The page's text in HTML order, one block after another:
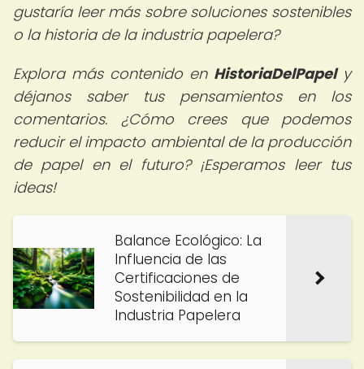
gustaría leer más sobre soluciones sostenibles
o la historia de la industria papelera?
Explora más contenido en HistoriaDelPapely
déjanos saber tus pensamientos en los
comentarios. ¿Cómo crees que podemos
reducir el impacto ambiental de la producción
de papel en el futuro? ¡Esperamos leer tus
ideas!
Balance Ecológico: La
Influencia de las
Certificaciones de
Sostenibilidad en la
Industria Papelera